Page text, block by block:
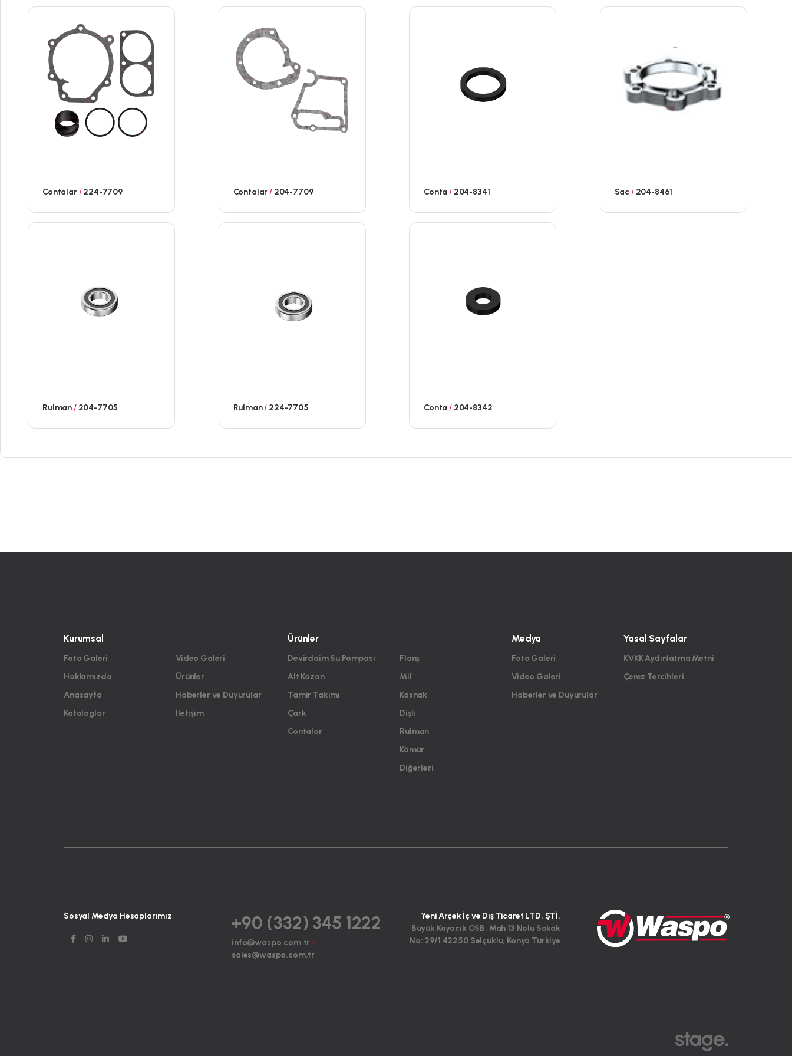
Contalar/224-7709 Contalar/204-7709 Conta/204-8341 Sac /204-8461
Rulman/204-7705 Rulman/ 224-7705 Conta/204-8342
Kurumsal
Foto Galeri
Hakkımızda
Anasayfa
Kataloglar
Video Galeri
Ürünler
Haberler ve Duyurular
İletişim
Ürünler
Devirdaim Su Pompası
Alt Kazan
Tamir Takımı
Çark
Contalar
Flanş
Mil
Kasnak
Dişli
Rulman
Kömür
Diğerleri
Medya
Foto Galeri
Video Galeri
Haberler ve Duyurular
Yasal Sayfalar
KVKK Aydınlatma Metni
Çerez Tercihleri
Sosyal Medya Hesaplarımız +90 (332) 345 1222
info@waspo.com.tr -
sales@waspo.com.tr
Yeni Arçek İç ve Dış Ticaret LTD. ŞTİ.
Büyük Kayacık OSB. Mah 13 Nolu Sokak
No: 29/1 42250 Selçuklu, Konya Türkiye